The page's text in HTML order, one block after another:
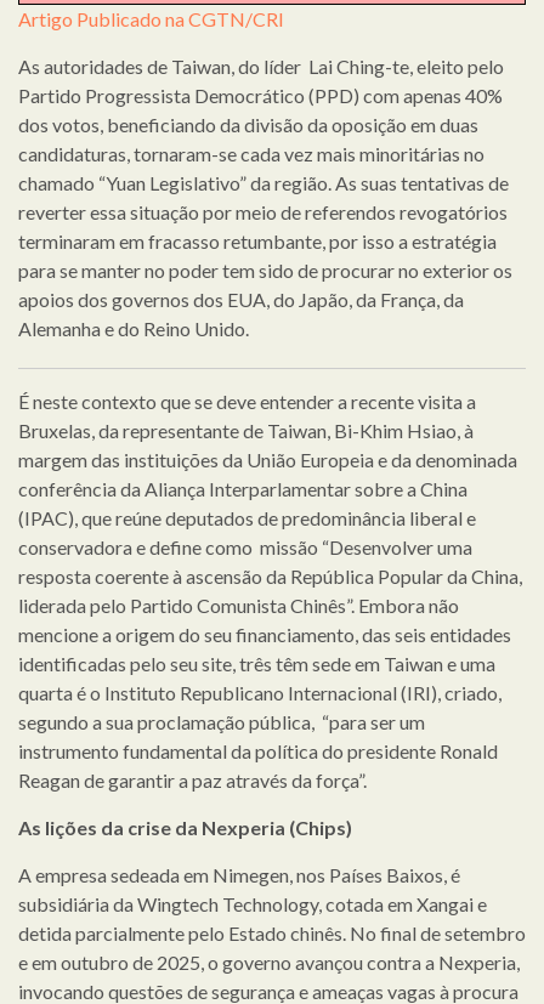
Artigo Publicado na CGTN/CRI
As autoridades de Taiwan, do líder Lai Ching-te, eleito pelo
Partido Progressista Democrático (PPD) com apenas 40%
dos votos, beneficiando da divisão da oposição em duas
candidaturas, tornaram-se cada vez mais minoritárias no
chamado “Yuan Legislativo” da região. As suas tentativas de
reverter essa situação por meio de referendos revogatórios
terminaram em fracasso retumbante, por isso a estratégia
para se manter no poder tem sido de procurar no exterior os
apoios dos governos dos EUA, do Japão, da França, da
Alemanha e do Reino Unido.
É neste contexto que se deve entender a recente visita a
Bruxelas, da representante de Taiwan, Bi-Khim Hsiao, à
margem das instituições da União Europeia e da denominada
conferência da Aliança Interparlamentar sobre a China
(IPAC), que reúne deputados de predominância liberal e
conservadora e define como missão “Desenvolver uma
resposta coerente à ascensão da República Popular da China,
liderada pelo Partido Comunista Chinês”. Embora não
mencione a origem do seu financiamento, das seis entidades
identificadas pelo seu site, três têm sede em Taiwan e uma
quarta é o Instituto Republicano Internacional (IRI), criado,
segundo a sua proclamação pública, “para ser um
instrumento fundamental da política do presidente Ronald
Reagan de garantir a paz através da força”.
As lições da crise da Nexperia (Chips)
A empresa sedeada em Nimegen, nos Países Baixos, é
subsidiária da Wingtech Technology, cotada em Xangai e
detida parcialmente pelo Estado chinês. No final de setembro
e em outubro de 2025, o governo avançou contra a Nexperia,
invocando questões de segurança e ameaças vagas à procura